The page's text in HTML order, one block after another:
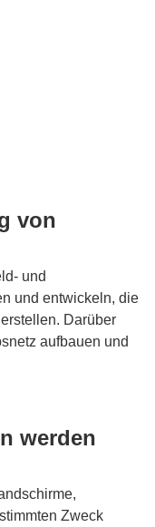
von
und
und entwickeln, die
Darüber
aufbauen und
werden
Zweck